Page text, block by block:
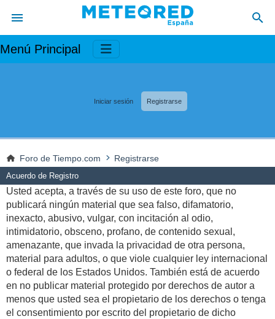
Menú Principal
Iniciar sesión Registrarse
Foro de Tiempo.com Registrarse
Acuerdo de Registro
Usted acepta, a través de su uso de este foro, que no
publicará ningún material que sea falso, difamatorio,
inexacto, abusivo, vulgar, con incitación al odio,
intimidatorio, obsceno, profano, de contenido sexual,
amenazante, que invada la privacidad de otra persona,
material para adultos, o que viole cualquier ley internacional
o federal de los Estados Unidos. También está de acuerdo
en no publicar material protegido por derechos de autor a
menos que usted sea el propietario de los derechos o tenga
el consentimiento por escrito del propietario de dicho